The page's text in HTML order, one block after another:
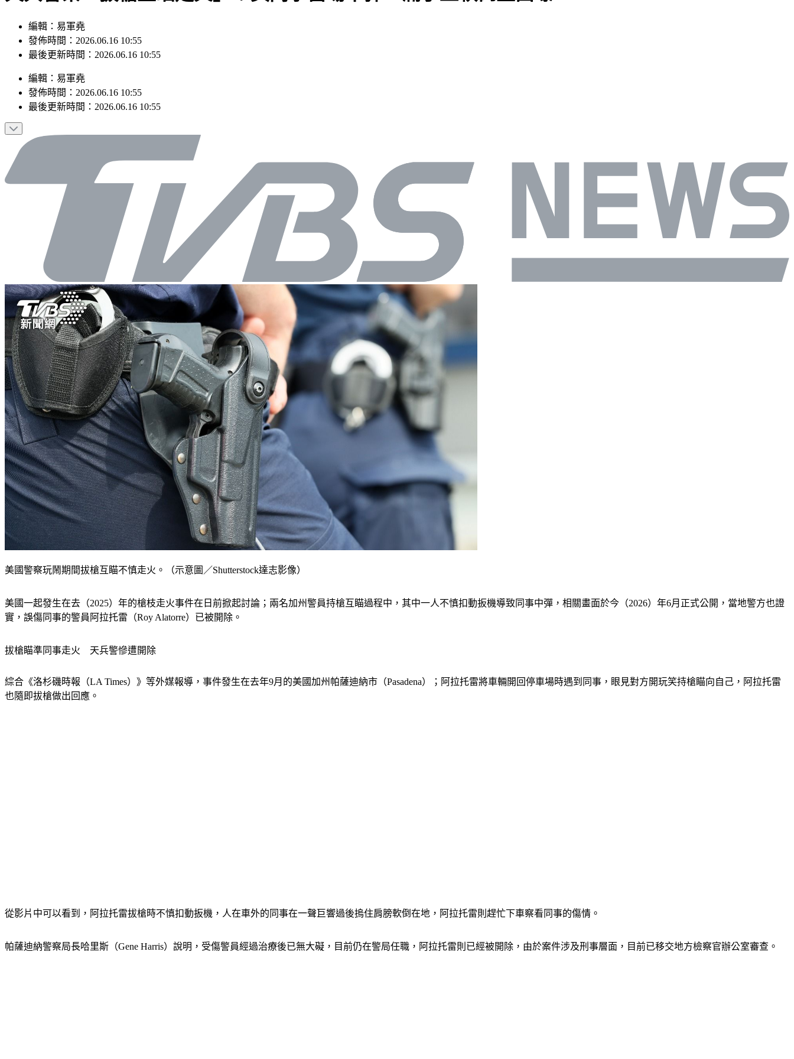
編輯：易軍堯
發佈時間：2026.06.16 10:55
最後更新時間：2026.06.16 10:55
編輯 ： 易軍堯
發佈時間： 2026.06.16 10:55
最後更新時間： 2026.06.16 10:55
美國警察玩鬧期間拔槍互瞄不慎走火。（示意圖／Shutterstock達志影像）
美國一起發生在去（2025）年的槍枝走火事件在日前掀起討論；兩名加州警員持槍互瞄過程中，其中一人不慎扣動扳機導致同事中彈，相關畫面於今（2026）年6月正式公開，當地警方也證
實，誤傷同事的警員阿拉托雷（Roy Alatorre）已被開除。
拔槍瞄準同事走火　天兵警慘遭開除
綜合《洛杉磯時報（LA Times）》等外媒報導，事件發生在去年9月的美國加州帕薩迪納市（Pasadena）；阿拉托雷將車輛開回停車場時遇到同事，眼見對方開玩笑持槍瞄向自己，阿拉托雷
也隨即拔槍做出回應。
從影片中可以看到，阿拉托雷拔槍時不慎扣動扳機，人在車外的同事在一聲巨響過後摀住肩膀軟倒在地，阿拉托雷則趕忙下車察看同事的傷情。
帕薩迪納警察局長哈里斯（Gene Harris）說明，受傷警員經過治療後已無大礙，目前仍在警局任職，阿拉托雷則已經被開除，由於案件涉及刑事層面，目前已移交地方檢察官辦公室審查。